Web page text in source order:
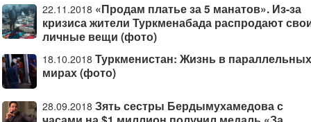
22.11.2018 «Продам платье за 5 манатов». Из-за
кризиса жители Туркменабада распродают
личные вещи (фото)
18.10.2018 Туркменистан: Жизнь в параллельных
мирах (фото)
28.09.2018 Зять сестры Бердымухамедова с